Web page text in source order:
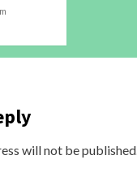
will not be published.